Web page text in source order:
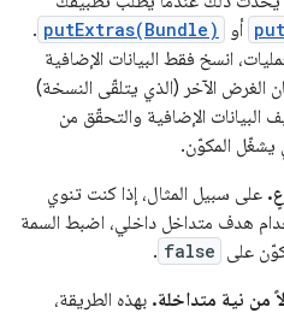
أو putExtras(Bundle)
.
انسخ فقط البيانات الإضافية
الغرض الآخر (الذي يتلقّى النسخة)
البيانات الإضافية والتحقّق من
يشغّل المكوّن.
على سبيل المثال، إذا كنت تنوي
هدف متداخل داخلي، اضبط السمة
على false
.
من نية متداخلة. بهذه الطريقة،